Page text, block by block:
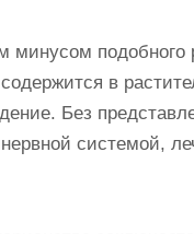
подобного
в
Без
системой,